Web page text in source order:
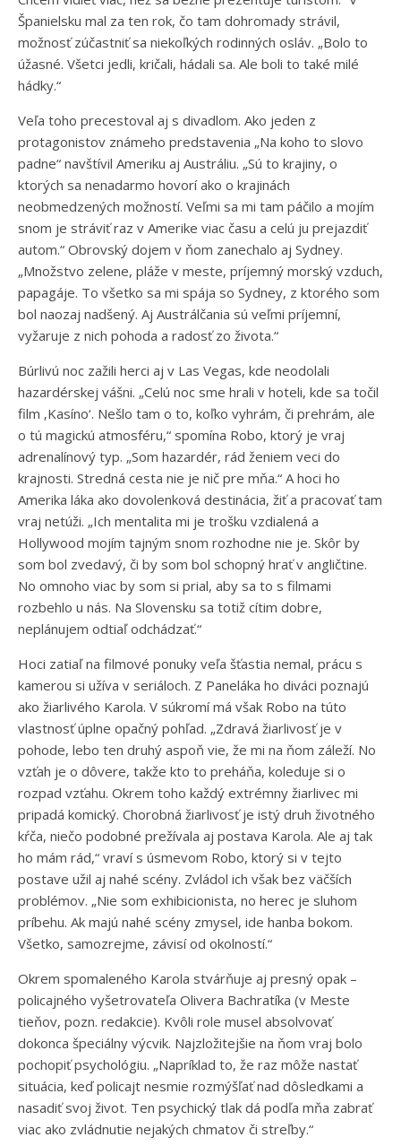
Španielsku mal za ten rok, čo tam dohromady strávil,
možnosť zúčastniť sa niekoľkých rodinných osláv. „Bolo to
úžasné. Všetci jedli, kričali, hádali sa. Ale boli to také milé
hádky.“
Veľa toho precestoval aj s divadlom. Ako jeden z
protagonistov známeho predstavenia „Na koho to slovo
padne“ navštívil Ameriku aj Austráliu. „Sú to krajiny, o
ktorých sa nenadarmo hovorí ako o krajinách
neobmedzených možností. Veľmi sa mi tam páčilo a mojím
snom je stráviť raz v Amerike viac času a celú ju prejazdiť
autom.“ Obrovský dojem v ňom zanechalo aj Sydney.
„Množstvo zelene, pláže v meste, príjemný morský vzduch,
papagáje. To všetko sa mi spája so Sydney, z ktorého som
bol naozaj nadšený. Aj Austrálčania sú veľmi príjemní,
vyžaruje z nich pohoda a radosť zo života.“
Búrlivú noc zažili herci aj v Las Vegas, kde neodolali
hazardérskej vášni. „Celú noc sme hrali v hoteli, kde sa točil
film ‚Kasíno‘. Nešlo tam o to, koľko vyhrám, či prehrám, ale
o tú magickú atmosféru,“ spomína Robo, ktorý je vraj
adrenalínový typ. „Som hazardér, rád ženiem veci do
krajnosti. Stredná cesta nie je nič pre mňa.“ A hoci ho
Amerika láka ako dovolenková destinácia, žiť a pracovať tam
vraj netúži. „Ich mentalita mi je trošku vzdialená a
Hollywood mojím tajným snom rozhodne nie je. Skôr by
som bol zvedavý, či by som bol schopný hrať v angličtine.
No omnoho viac by som si prial, aby sa to s filmami
rozbehlo u nás. Na Slovensku sa totiž cítim dobre,
neplánujem odtiaľ odchádzať.“
Hoci zatiaľ na filmové ponuky veľa šťastia nemal, prácu s
kamerou si užíva v seriáloch. Z Paneláka ho diváci poznajú
ako žiarlivého Karola. V súkromí má však Robo na túto
vlastnosť úplne opačný pohľad. „Zdravá žiarlivosť je v
pohode, lebo ten druhý aspoň vie, že mi na ňom záleží. No
vzťah je o dôvere, takže kto to preháňa, koleduje si o
rozpad vzťahu. Okrem toho každý extrémny žiarlivec mi
pripadá komický. Chorobná žiarlivosť je istý druh životného
kŕča, niečo podobné prežívala aj postava Karola. Ale aj tak
ho mám rád,“ vraví s úsmevom Robo, ktorý si v tejto
postave užil aj nahé scény. Zvládol ich však bez väčších
problémov. „Nie som exhibicionista, no herec je sluhom
príbehu. Ak majú nahé scény zmysel, ide hanba bokom.
Všetko, samozrejme, závisí od okolností.“
Okrem spomaleného Karola stvárňuje aj presný opak –
policajného vyšetrovateľa Olivera Bachratíka (v Meste
tieňov, pozn. redakcie). Kvôli role musel absolvovať
dokonca špeciálny výcvik. Najzložitejšie na ňom vraj bolo
pochopiť psychológiu. „Napríklad to, že raz môže nastať
situácia, keď policajt nesmie rozmýšľať nad dôsledkami a
nasadiť svoj život. Ten psychický tlak dá podľa mňa zabrať
viac ako zvládnutie nejakých chmatov či streľby.“